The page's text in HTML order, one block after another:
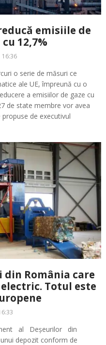
emisiile de
12,7%
16:36
o serie de măsuri ce
ale UE, împreună cu o
a emisiilor de gaze cu
de state membre vor avea
de executivul
România care
Totul este
al Deșeurilor din
depozit conform de